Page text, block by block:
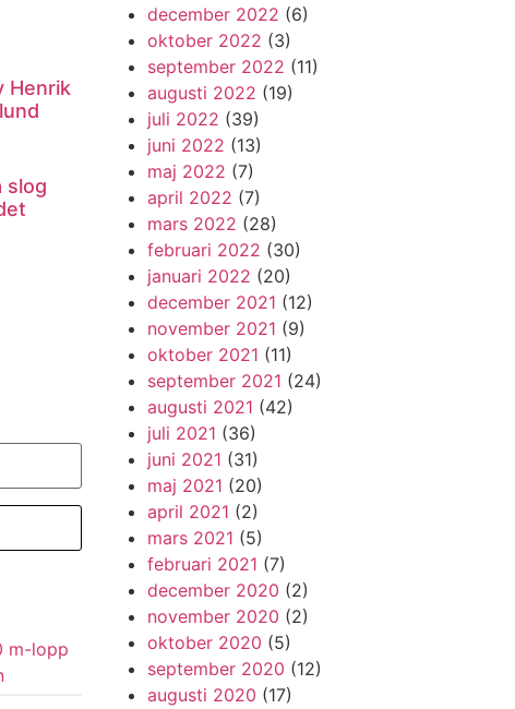
Henrik
slog
m-lopp
december 2022 (6)
oktober 2022 (3)
september 2022 (11)
augusti 2022 (19)
juli 2022 (39)
juni 2022 (13)
maj 2022 (7)
april 2022 (7)
mars 2022 (28)
februari 2022 (30)
januari 2022 (20)
december 2021 (12)
november 2021 (9)
oktober 2021 (11)
september 2021 (24)
augusti 2021 (42)
juli 2021 (36)
juni 2021 (31)
maj 2021 (20)
april 2021 (2)
mars 2021 (5)
februari 2021 (7)
december 2020 (2)
november 2020 (2)
oktober 2020 (5)
september 2020 (12)
augusti 2020 (17)